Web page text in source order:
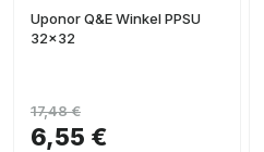
Uponor Q&E Winkel PPSU
32x32
6,55 €
17,48 €